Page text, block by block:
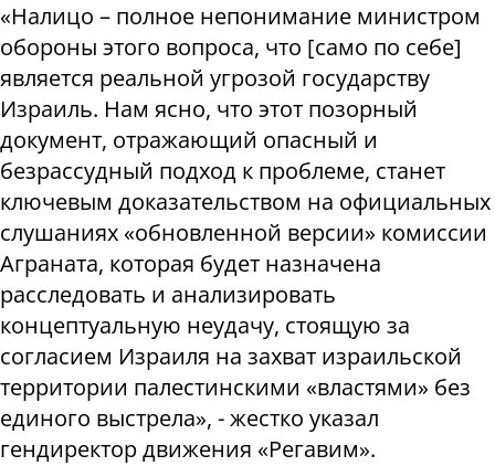
«Налицо – полное непонимание министром
обороны этого вопроса, что [само по себе]
является реальной угрозой государству
Израиль. Нам ясно, что этот позорный
документ, отражающий опасный и
безрассудный подход к проблеме, станет
ключевым доказательством на официальных
слушаниях «обновленной версии» комиссии
Аграната, которая будет назначена
расследовать и анализировать
концептуальную неудачу, стоящую за
согласием Израиля на захват израильской
территории палестинскими «властями» без
единого выстрела», - жестко указал
гендиректор движения «Регавим».